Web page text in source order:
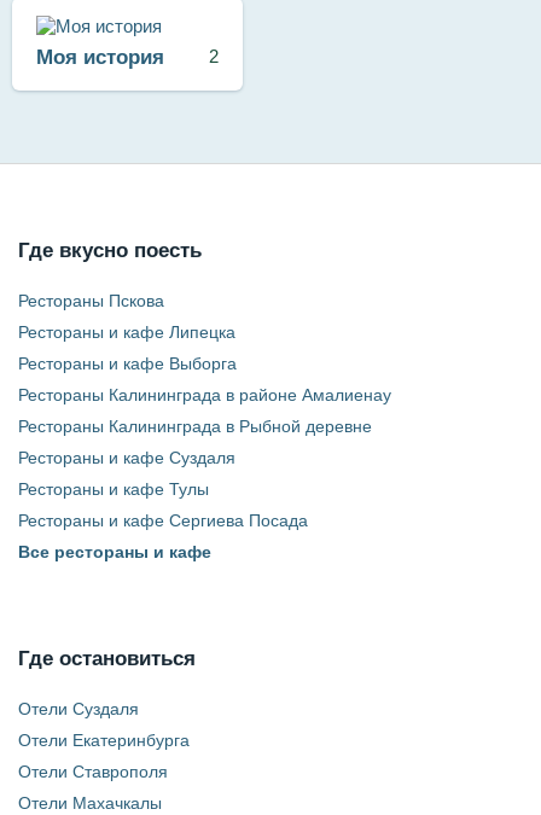
Моя история 2
Где вкусно поесть
Рестораны Пскова
Рестораны и кафе Липецка
Рестораны и кафе Выборга
Рестораны Калининграда в районе Амалиенау
Рестораны Калининграда в Рыбной деревне
Рестораны и кафе Суздаля
Рестораны и кафе Тулы
Рестораны и кафе Сергиева Посада
Все рестораны и кафе
Где остановиться
Отели Суздаля
Отели Екатеринбурга
Отели Ставрополя
Отели Махачкалы